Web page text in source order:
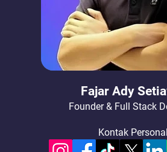
Fajar Ady
Founder & Full Stack
Kontak Personal